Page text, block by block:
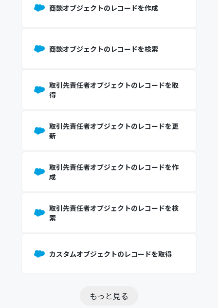
商談オブジェクトのレコードを作成
商談オブジェクトのレコードを検索
取引先責任者オブジェクトのレコードを取
得
取引先責任者オブジェクトのレコードを更
新
取引先責任者オブジェクトのレコードを作
成
取引先責任者オブジェクトのレコードを検
索
カスタムオブジェクトのレコードを取得
もっと見る